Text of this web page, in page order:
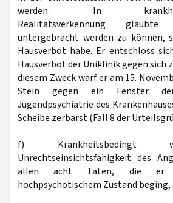
werden. In
Realitätsverkennung
untergebracht werden zu können,
Hausverbot habe. Er entschloss
Hausverbot der Uniklinik gegen sich
diesem Zweck warf er am 15.
Stein gegen ein Fenster
Jugendpsychiatrie des
Scheibe zerbarst (Fall 8 der
f)
Unrechtseinsichtsfähigkeit des
allen acht Taten, die er
hochpsychotischem Zustand beging,